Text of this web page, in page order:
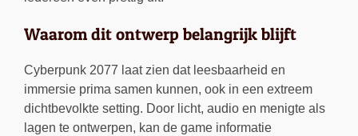
Waarom dit ontwerp belangrijk blijft
Cyberpunk 2077 laat zien dat leesbaarheid en
immersie prima samen kunnen, ook in een extreem
dichtbevolkte setting. Door licht, audio en menigte als
lagen te ontwerpen, kan de game informatie